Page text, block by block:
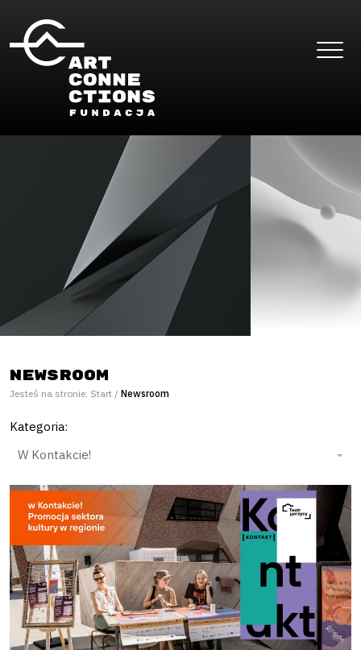
Newsroom
Jesteś na stronie: Start / Newsroom
Kategoria: